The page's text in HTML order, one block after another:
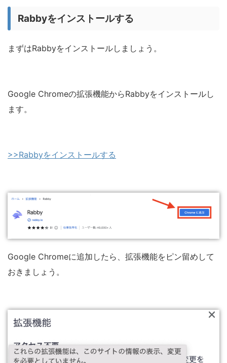
Rabbyをインストールする
まずはRabbyをインストールしましょう。
Google Chromeの拡張機能からRabbyをインストールし
ます。
>>Rabbyをインストールする
Google Chromeに追加したら、拡張機能をピン留めして
おきましょう。